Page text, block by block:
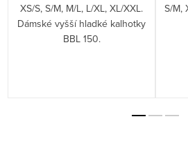
XS/S, S/M, M/L, L/XL, XL/XXL.
Dámské vyšší hladké kalhotky
BBL 150.
S/M,